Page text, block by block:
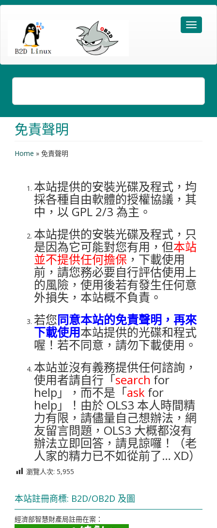
免責聲明
Home » 免責聲明
本站提供的安裝光碟及程式，均
採各種自由軟體的授權協議，其
中，以 GPL 2/3 為主。
本站提供的安裝光碟及程式，只
是因為它可能對您有用，但本站
並不提供任何擔保 ，下載使用
前，請您務必要自行評估使用上
的風險，使用後若有發生任何意
外損失，本站概不負責。
若您同意本站的免責聲明，再來
下載使用本站提供的光碟和程式
喔！若不同意，請勿下載使用。
本站並沒有義務提供任何諮詢，
使用者請自行「search for
help」，而不是「ask for
help」！由於 OLS3 本人時間精
力有限，請儘量自己想辦法，網
友留言問題，OLS3 大概都沒有
辦法立即回答，請見諒囉！（老
人家的精力已不如從前了… XD）
瀏覽人次: 5,955
本站註冊商標: B2D/OB2D 及圖
經濟部智慧財產局註冊在案：